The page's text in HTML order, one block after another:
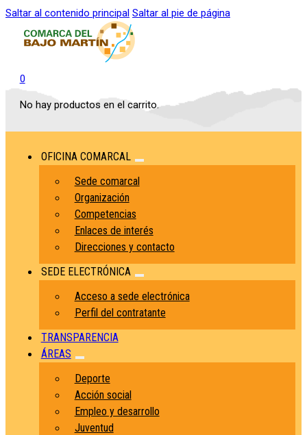
Saltar al contenido principal Saltar al pie de página
0
No hay productos en el carrito.
OFICINA COMARCAL
Sede comarcal
Organización
Competencias
Enlaces de interés
Direcciones y contacto
SEDE ELECTRÓNICA
Acceso a sede electrónica
Perfil del contratante
TRANSPARENCIA
ÁREAS
Deporte
Acción social
Empleo y desarrollo
Juventud